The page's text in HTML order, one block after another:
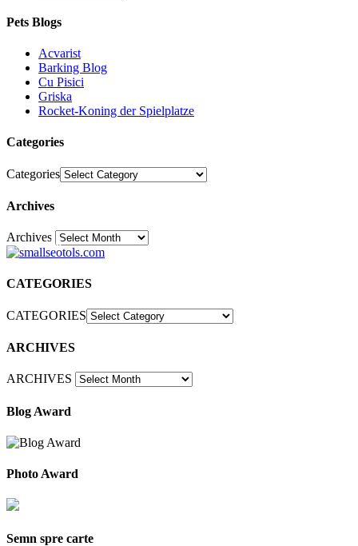
Pets Blogs
Acvarist
Barking Blog
Cu Pisici
Griska
Rocket-Koning der Spielplatze
Categories
Categories
Archives
Archives30
CATEGORIES
CATEGORIES
ARCHIVES
ARCHIVES
Blog Award
Photo Award
Semn spre carte